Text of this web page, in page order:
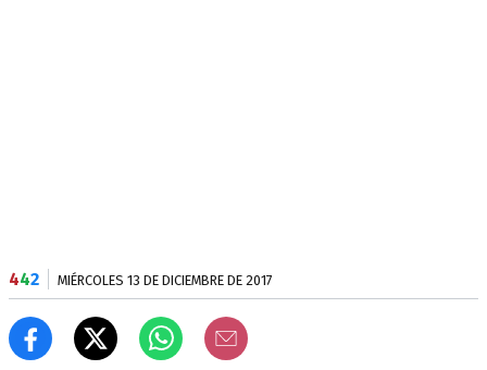
442 MIÉRCOLES 13 DE DICIEMBRE DE 2017